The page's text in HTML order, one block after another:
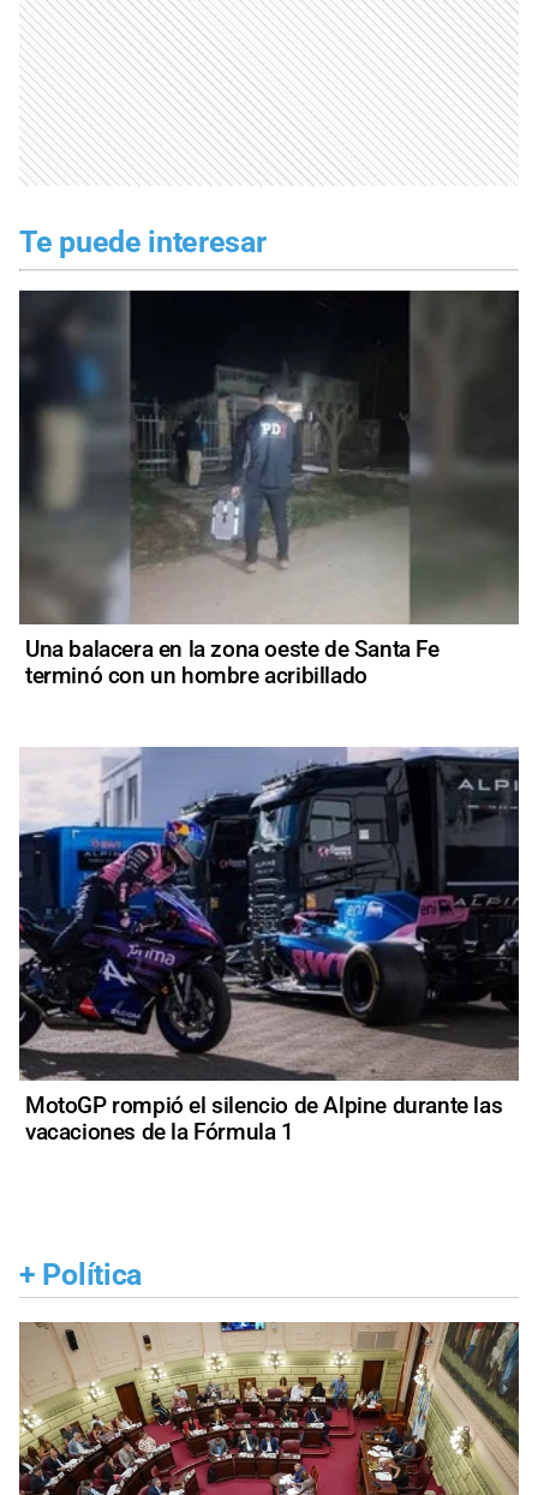
Te puede interesar
Una balacera en la zona oeste de Santa Fe
terminó con un hombre acribillado
MotoGP rompió el silencio de Alpine durante las
vacaciones de la Fórmula 1
+ Política